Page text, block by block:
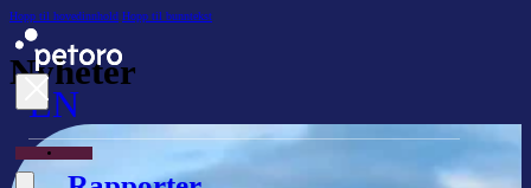
Hopp til hovedinnhold Hopp til bunntekst
EN
Nyheter